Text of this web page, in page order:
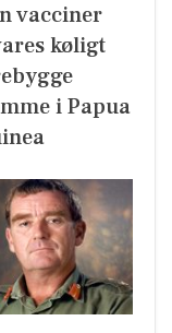
vacciner
køligt
i Papua